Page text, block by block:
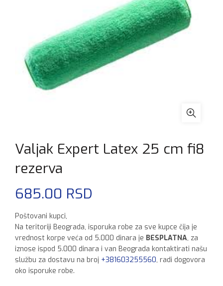
Valjak Expert Latex 25 cm fi8
rezerva
685.00 RSD
Poštovani kupci,
Na teritoriji Beograda, isporuka robe za sve kupce čija je
vrednost korpe veća od 5.000 dinara je BESPLATNA, za
iznose ispod 5.000 dinara i van Beograda kontaktirati našu
službu za dostavu na broj +381603255560, radi dogovora
oko isporuke robe.